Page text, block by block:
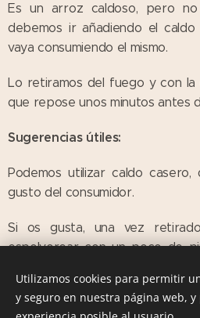
Es un arroz caldoso, pero
debemos ir añadiendo el
vaya consumiendo el mismo.
Lo retiramos del fuego y con la
que repose unos minutos antes
Sugerencias útiles:
Podemos utilizar caldo
gusto del consumidor.
Si os gusta, una vez
espolvorear con un poco de
Utilizamos cookies para permitir
y seguro en nuestra página web,